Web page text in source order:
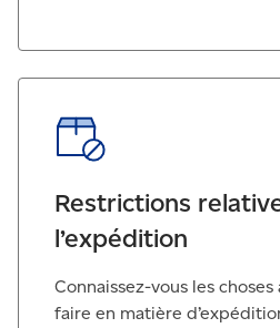
Restrictions
l’expédition
Connaissez-vous les
faire en matière